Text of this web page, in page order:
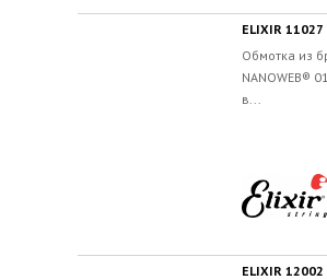
ELIXIR 11027
Обмотка из
NANOWEB®
в...
ELIXIR 12002